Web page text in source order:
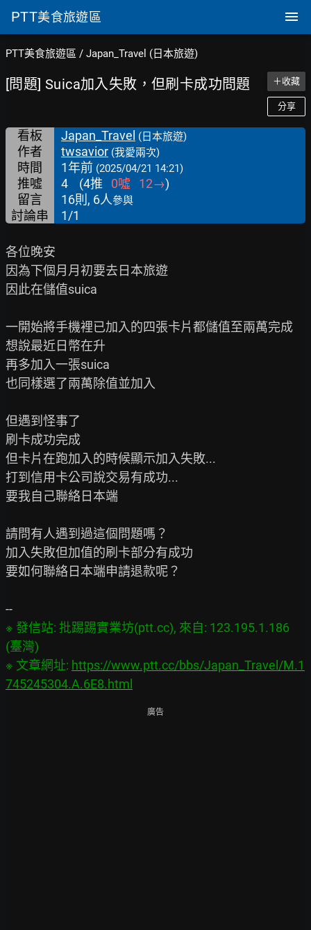
PTT美食旅遊區
PTT美食旅遊區 / Japan_Travel (日本旅遊)
[問題] Suica加入失敗，但刷卡成功問題 ＋收藏
分享
看板 Japan_Travel (日本旅遊)
作者 twsavior (我愛兩次)
時間 1年前 (2025/04/21 14:21)
推噓 4 (4推 0噓 12→)
留言
16則, 6人參與
討論串 1/1
各位晚安
因為下個月月初要去日本旅遊
因此在儲值suica
一開始將手機裡已加入的四張卡片都儲值至兩萬完成
想說最近日幣在升
再多加入一張suica
也同樣選了兩萬除值並加入
但遇到怪事了
刷卡成功完成
但卡片在跑加入的時候顯示加入失敗...
打到信用卡公司說交易有成功...
要我自己聯絡日本端
請問有人遇到過這個問題嗎？
加入失敗但加值的刷卡部分有成功
要如何聯絡日本端申請退款呢？
※ 發信站: 批踢踢實業坊(ptt.cc), 來自: 123.195.1.186
(臺灣)
※ 文章網址: https://www.ptt.cc/bbs/Japan_Travel/M.1
745245304.A.6E8.html
廣告